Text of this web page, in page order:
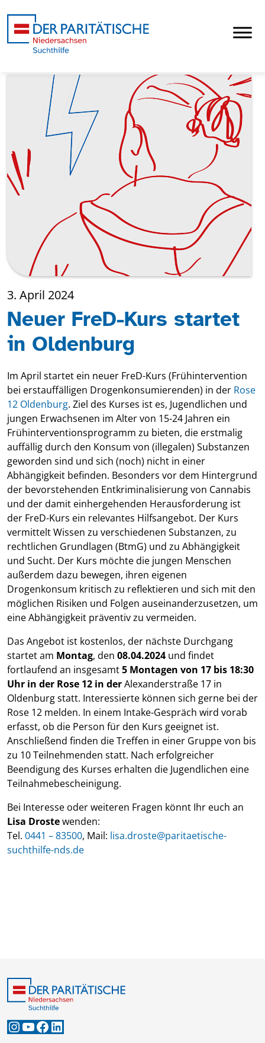
3. April 2024
Neuer FreD-Kurs startet
in Oldenburg
Im April startet ein neuer FreD-Kurs (Frühintervention
bei erstauffälligen Drogenkonsumierenden) in der Rose
12 Oldenburg. Ziel des Kurses ist es, Jugendlichen und
jungen Erwachsenen im Alter von 15-24 Jahren ein
Frühinterventionsprogramm zu bieten, die erstmalig
auffällig durch den Konsum von (illegalen) Substanzen
geworden sind und sich (noch) nicht in einer
Abhängigkeit befinden. Besonders vor dem Hintergrund
der bevorstehenden Entkriminalisierung von Cannabis
und der damit einhergehenden Herausforderung ist
der FreD-Kurs ein relevantes Hilfsangebot. Der Kurs
vermittelt Wissen zu verschiedenen Substanzen, zu
rechtlichen Grundlagen (BtmG) und zu Abhängigkeit
und Sucht. Der Kurs möchte die jungen Menschen
außerdem dazu bewegen, ihren eigenen
Drogenkonsum kritisch zu reflektieren und sich mit den
möglichen Risiken und Folgen auseinanderzusetzen, um
eine Abhängigkeit präventiv zu vermeiden.
Das Angebot ist kostenlos, der nächste Durchgang
startet am Montag, den 08.04.2024 und findet
fortlaufend an insgesamt5 Montagen von 17 bis 18:30
Uhr in der Rose 12 in derAlexanderstraße 17 in
Oldenburg statt. Interessierte können sich gerne bei der
Rose 12 melden. In einem Intake-Gespräch wird vorab
erfasst, ob die Person für den Kurs geeignet ist.
Anschließend finden die Treffen in einer Gruppe von bis
zu 10 Teilnehmenden statt. Nach erfolgreicher
Beendigung des Kurses erhalten die Jugendlichen eine
Teilnahmebescheinigung.
Bei Interesse oder weiteren Fragen könnt Ihr euch an
Lisa Drostewenden:
Tel. 0441 – 83500, Mail: lisa.droste@paritaetische-
suchthilfe-nds.de
Instagram
YouTube
Facebook
LinkedIn